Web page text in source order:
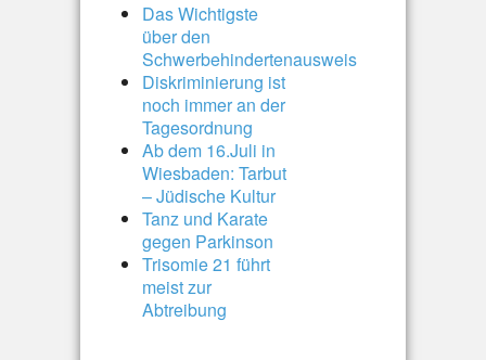
Das Wichtigste
über den
Schwerbehindertenausweis
Diskriminierung ist
noch immer an der
Tagesordnung
Ab dem 16.Juli in
Wiesbaden: Tarbut
– Jüdische Kultur
Tanz und Karate
gegen Parkinson
Trisomie 21 führt
meist zur
Abtreibung